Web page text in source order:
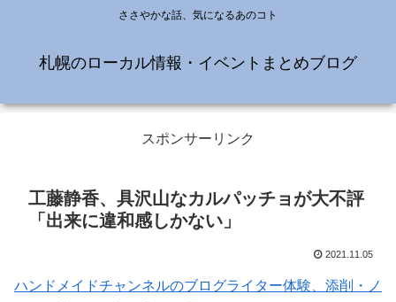
ささやかな話、気になるあのコト
札幌のローカル情報・イベントまとめブログ
スポンサーリンク
工藤静香、具沢山なカルパッチョが大不評
「出来に違和感しかない」
2021.11.05
ハンドメイドチャンネルのブログライター体験、添削・ノ